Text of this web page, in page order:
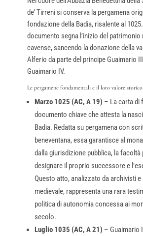
de’ Tirreni si conserva la pergamena
fondazione della Badia, risalente al
documento segna l’inizio del
cavense, sancendo la donazione della
Alferio da parte del principe Guaimario
Guaimario IV.
Le pergamene fondamentali e il loro valore storico
Marzo 1025 (AC, A 19) – La carta di
documento chiave che attesta la
Badia. Redatta su pergamena con
beneventana, essa garantisce al
dalla giurisdizione pubblica, la facoltà
designare il proprio successore e
Questo atto, analizzato da archivisti
medievale, rappresenta una rara
politica di autonomia concessa ai
secolo.
Luglio 1035 (AC, A 21) – Guaimario